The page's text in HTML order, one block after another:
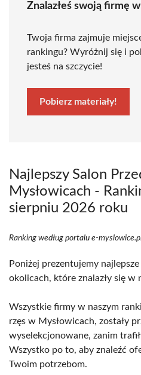
Znalazłeś swoją firmę
Twoja firma zajmuje
rankingu? Wyróżnij się i
jesteś na szczycie!
Pobierz materiały!
Najlepszy Salon
Mysłowicach -
sierpniu 2026 roku
Ranking według portalu e-
Poniżej prezentujemy
okolicach, które znalazły się w
Wszystkie firmy w naszym
rzęs w Mysłowicach, zostały
wyselekcjonowane, zanim
Wszystko po to, aby znaleźć
Twoim potrzebom.